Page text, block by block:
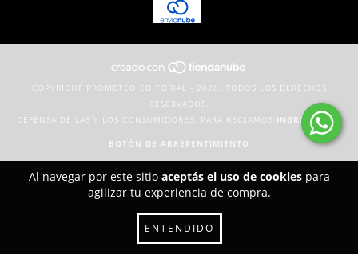
Al navegar por este sitio aceptás el uso de cookiespara
agilizar tu experiencia de compra.
ENTENDIDO
COPYRIGHT PROMETEO EDITORIAL - 2026. TODOS LOS DERECHOS
RESERVADOS.
DEFENSA DE LAS Y LOS CONSUMIDORES. PARA RECLAMOS INGRESÁ ACÁ.
BOTÓN DE ARREPENTIMIENTO